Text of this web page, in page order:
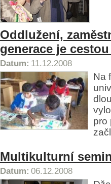
Oddlužení,
generace je
Datum: 11.12.2008
Na
pro
Multikulturní
Datum: 06.12.2008